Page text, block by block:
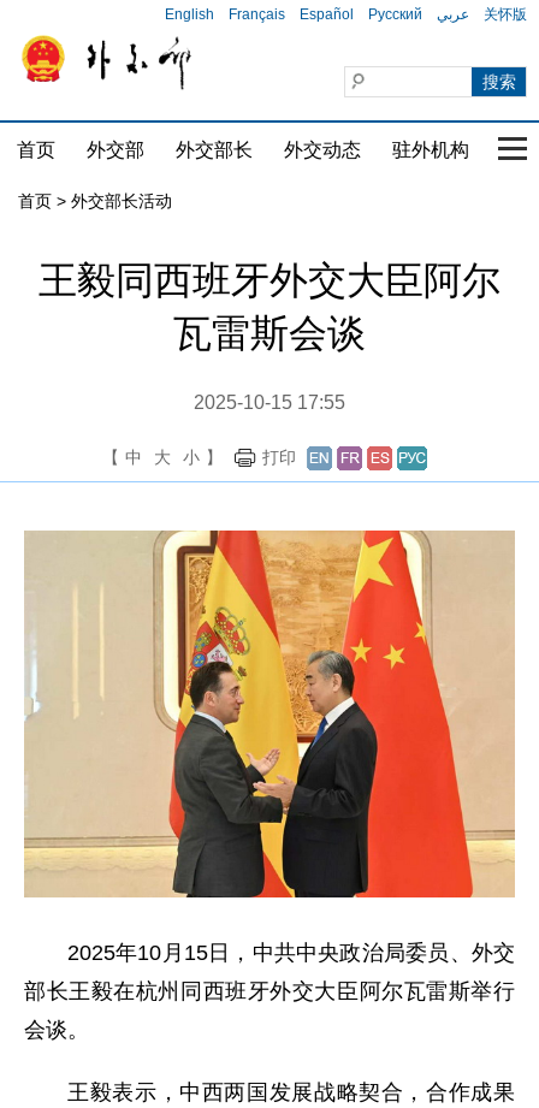
English Français Español Русский عربي 关怀版
首页 外交部 外交部长 外交动态 驻外机构 国
首页 > 外交部长活动
王毅同西班牙外交大臣阿尔
瓦雷斯会谈
2025-10-15 17:55
【 中 大 小 】 打印
2025年10月15日，中共中央政治局委员、外交
部长王毅在杭州同西班牙外交大臣阿尔瓦雷斯举行
会谈。
王毅表示，中西两国发展战略契合，合作成果